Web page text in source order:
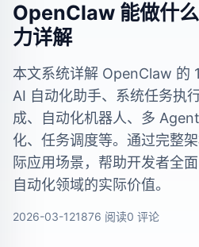
OpenClaw 能做什
力详解
本文系统详解 OpenClaw 的
AI 自动化助手、系统任务执
成、自动化机器人、多
化、任务调度等。通过完整
际应用场景，帮助开发者全
自动化领域的实际价值。
2026-03-121876 阅读0 评论